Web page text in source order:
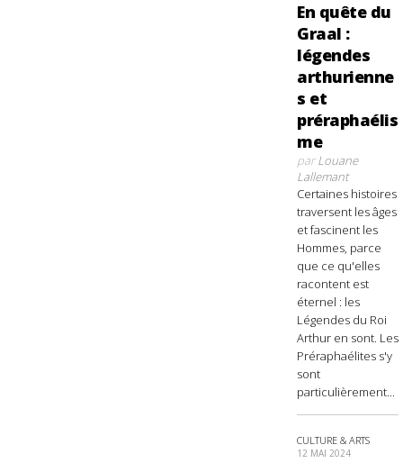
En quête du
Graal :
légendes
arthurienne
s et
préraphaélis
me
parLouane
Lallemant
Certaines histoires
traversent les âges
et fascinent les
Hommes, parce
que ce qu'elles
racontent est
éternel : les
Légendes du Roi
Arthur en sont. Les
Préraphaélites s'y
sont
particulièrement...
CULTURE & ARTS
12 MAI 2024